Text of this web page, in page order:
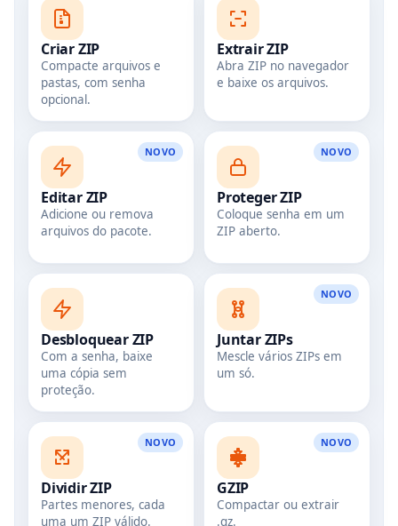
Criar ZIP
Compacte arquivos e
pastas, com senha
opcional.
Extrair ZIP
Abra ZIP no navegador
e baixe os arquivos.
NOVO
Editar ZIP
Adicione ou remova
arquivos do pacote.
NOVO
Proteger ZIP
Coloque senha em um
ZIP aberto.
Desbloquear ZIP
Com a senha, baixe
uma cópia sem
proteção.
NOVO
Juntar ZIPs
Mescle vários ZIPs em
um só.
NOVO
Dividir ZIP
Partes menores, cada
uma um ZIP válido.
NOVO
GZIP
Compactar ou extrair
.gz.